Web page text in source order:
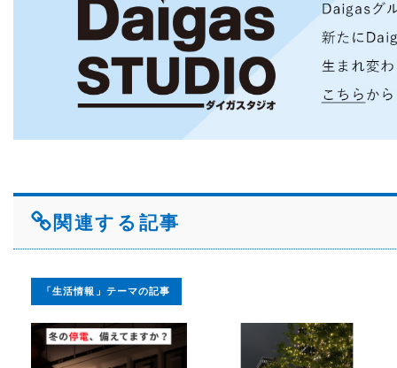
関連する記事
「生活情報」テーマの記事